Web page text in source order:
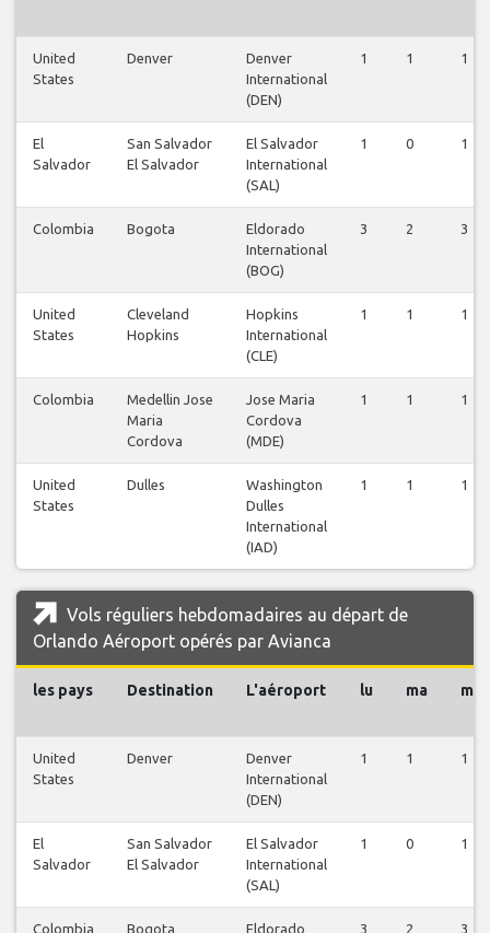
United
States
Denver
Denver
International
(DEN)
1 1 1
El
Salvador
San Salvador
El Salvador
El Salvador
International
(SAL)
1 0 1
Colombia Bogota
Eldorado
International
(BOG)
3 2 3
United
States
Cleveland
Hopkins
Hopkins
International
(CLE)
1 1 1
Colombia
Medellin Jose
Maria
Cordova
Jose Maria
Cordova
(MDE)
1 1 1
United
States
Dulles
Washington
Dulles
International
(IAD)
1 1 1
Vols réguliers hebdomadaires au départ de
Orlando Aéroport opérés par Avianca
les pays Destination L'aéroport lu ma me
United
States
Denver
Denver
International
(DEN)
1 1 1
El
Salvador
San Salvador
El Salvador
El Salvador
International
(SAL)
1 0 1
Colombia Bogota Eldorado 3 2 3